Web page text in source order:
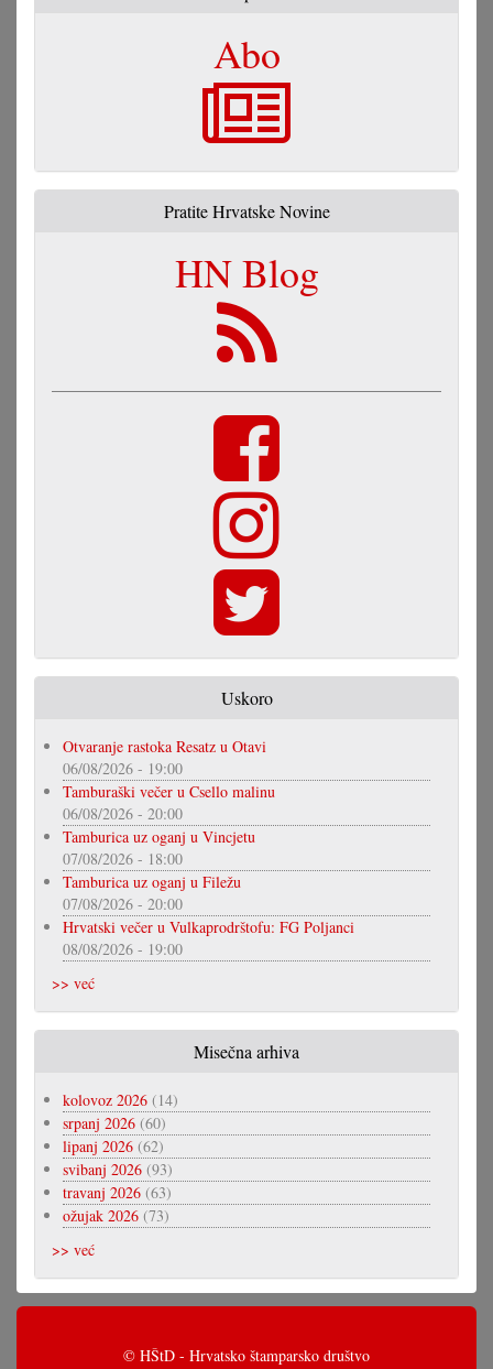
Abo
Pratite Hrvatske Novine
HN Blog
Uskoro
Otvaranje rastoka Resatz u Otavi
06/08/2026 - 19:00
Tamburaški večer u Csello malinu
06/08/2026 - 20:00
Tamburica uz oganj u Vincjetu
07/08/2026 - 18:00
Tamburica uz oganj u Filežu
07/08/2026 - 20:00
Hrvatski večer u Vulkaprodrštofu: FG Poljanci
08/08/2026 - 19:00
>> već
Misečna arhiva
kolovoz 2026 (14)
srpanj 2026 (60)
lipanj 2026 (62)
svibanj 2026 (93)
travanj 2026 (63)
ožujak 2026 (73)
>> već
© HŠtD - Hrvatsko štamparsko društvo